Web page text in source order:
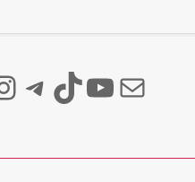
Telegram
TikTok
YouTube
Mail